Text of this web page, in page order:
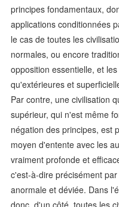
principes fondamentaux,
applications conditionnées
le cas de toutes les
normales, ou encore
opposition essentielle, et
qu'extérieures et
Par contre, une civilisation
supérieur, qui n'est même
négation des principes, est
moyen d'entente avec les
vraiment profonde et
c'est-à-dire précisément
anormale et déviée. Dans
donc, d'un côté, toutes les